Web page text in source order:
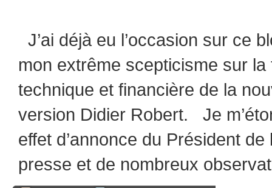
J’ai déjà eu l’occasion sur ce
mon extrême scepticisme sur
technique et financière de la
version Didier Robert. Je
effet d’annonce du Président
presse et de nombreux